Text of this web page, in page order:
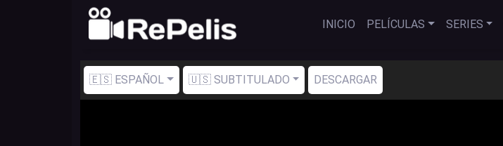
INICIO PELÍCULAS SERIES
🇪🇸 ESPAÑOL 🇺🇸 SUBTITULADO DESCARGAR